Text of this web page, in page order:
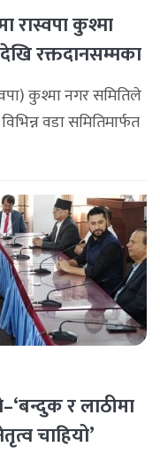
रास्वपा कुश्मा
रक्तदानसम्मका
कुश्मा नगर समितिले
वडा समितिमार्फत
गरिरहेको जनाएको
र लाठीमा
चाहियो’